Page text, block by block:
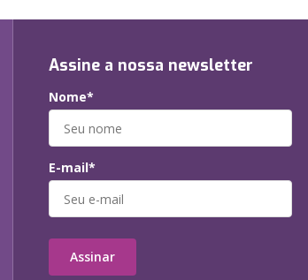
Assine a nossa newsletter
Nome*
E-mail*
Assinar